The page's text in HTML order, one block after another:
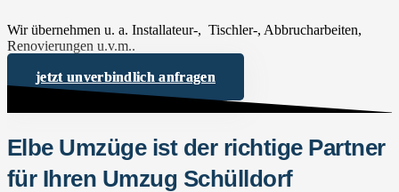
Wir übernehmen u. a. Installateur-, Tischler-, Abbrucharbeiten,
Renovierungen u.v.m..
jetzt unverbindlich anfragen
Elbe Umzüge ist der richtige Partner
für Ihren Umzug Schülldorf